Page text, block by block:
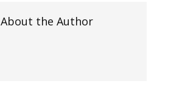
About the Author